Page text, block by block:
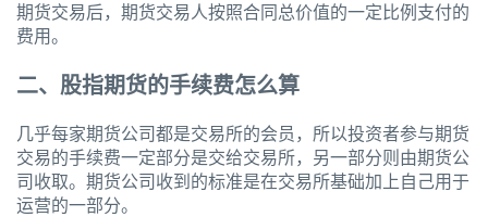
期货交易后，期货交易人按照合同总价值的一定比例支付的
费用。
二、股指期货的手续费怎么算
几乎每家期货公司都是交易所的会员，所以投资者参与期货
交易的手续费一定部分是交给交易所，另一部分则由期货公
司收取。期货公司收到的标准是在交易所基础加上自己用于
运营的一部分。